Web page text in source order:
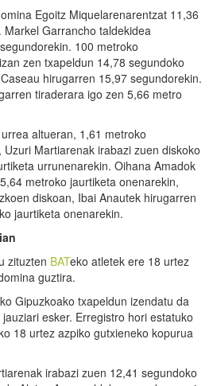
Egoitz Miquelarenarentzat 11,36
Garrancho taldekidea
100 metroko
zen txapeldun 14,78 segundoko
hirugarren 15,97 segundorekin.
tiraderara igo zen 5,66 metro
altueran, 1,61 metroko
Martiarenak irabazi zuen diskoko
urrunenarekin. Oihana Amadok
metroko jaurtiketa onenarekin,
diskoan, Ibai Anautek hirugarren
jaurtiketa onenarekin.
zituzten BATeko atletek ere 18 urtez
guztira.
Gipuzkoako txapeldun izendatu da
esker. Erregistro hori estatuko
18 urtez azpiko gutxieneko kopurua
irabazi zuen 12,41 segundoko